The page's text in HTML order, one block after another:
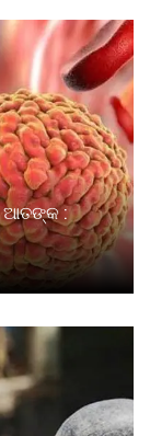
ଆତଙ୍କ :